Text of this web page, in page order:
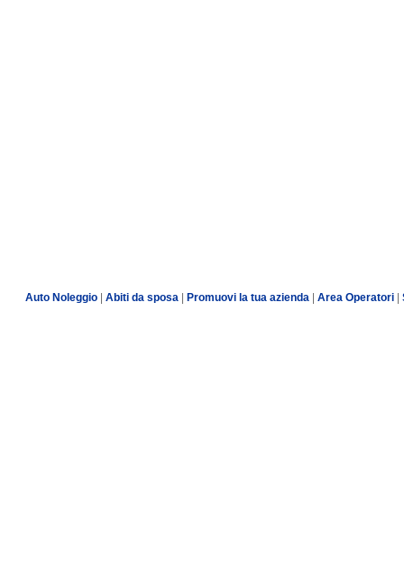
Auto Noleggio Abiti da sposa Promuovi la tua azienda Area Operatori